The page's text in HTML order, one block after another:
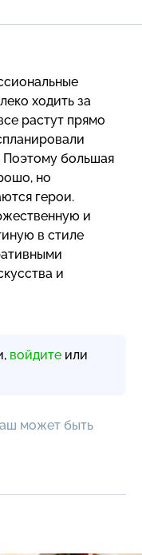
ходить за
растут прямо
Поэтому большая
но
герои.
и
в стиле
и
войдите или
может быть